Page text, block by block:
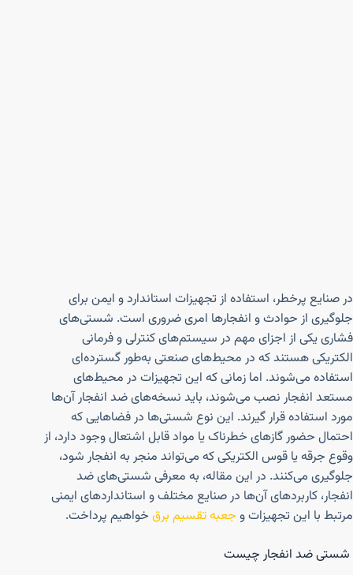
در صنایع پرخطر، استفاده از تجهیزات استاندارد و ایمن برای
جلوگیری از حوادث و انفجارها امری ضروری است. شستی‌های
فشاری یکی از اجزای مهم در سیستم‌های کنترلی و فرمانی
الکتریکی هستند که در محیط‌های صنعتی به‌طور گسترده‌ای
استفاده می‌شوند. اما زمانی که این تجهیزات در محیط‌های
مستعد انفجار نصب می‌شوند، باید نسخه‌های ضد انفجار آن‌ها
مورد استفاده قرار گیرند. این نوع شستی‌ها در فضاهایی که
احتمال حضور گازهای خطرناک یا مواد قابل اشتعال وجود دارد، از
وقوع جرقه یا قوس الکتریکی که می‌تواند منجر به انفجار شود،
جلوگیری می‌کنند. در این مقاله، به معرفی شستی‌های ضد
انفجار، کاربردهای آن‌ها در صنایع مختلف و استانداردهای ایمنی
مرتبط با این تجهیزات و جعبه تقسیم برق خواهیم پرداخت.
شستی ضد انفجار چیست